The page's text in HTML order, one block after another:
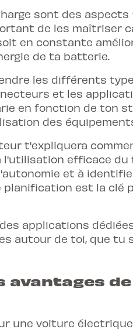
sont des
de les maîtriser
en constante
de ta batterie.
les différents
et les
en fonction de ton
des
t'expliquera
efficace du
et à
planification est la clé
applications
autour de toi, que tu
avantages
une voiture